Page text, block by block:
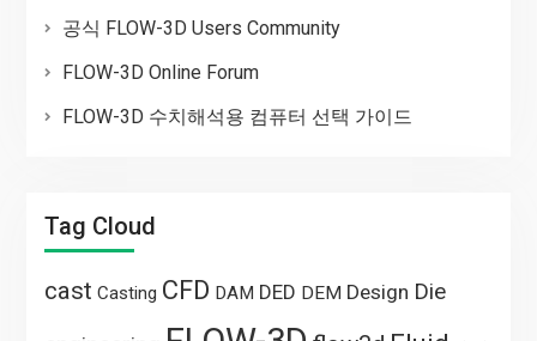
공식 FLOW-3D Users Community
FLOW-3D Online Forum
FLOW-3D 수치해석용 컴퓨터 선택 가이드
Tag Cloud
cast Casting CFD DAM DED DEM Design Die